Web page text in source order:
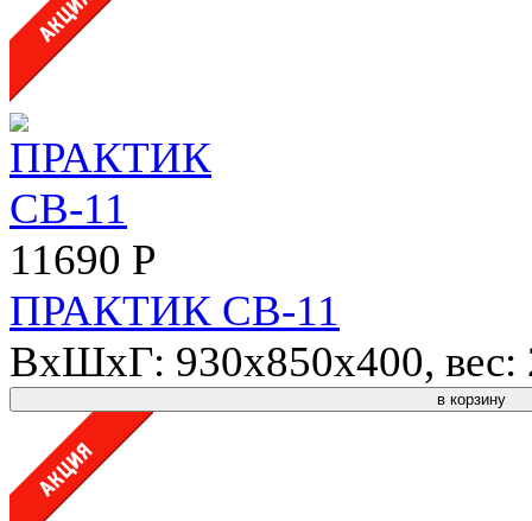
11690 Р
ПРАКТИК СВ-11
ВхШхГ: 930x850x400, вес:
в корзину